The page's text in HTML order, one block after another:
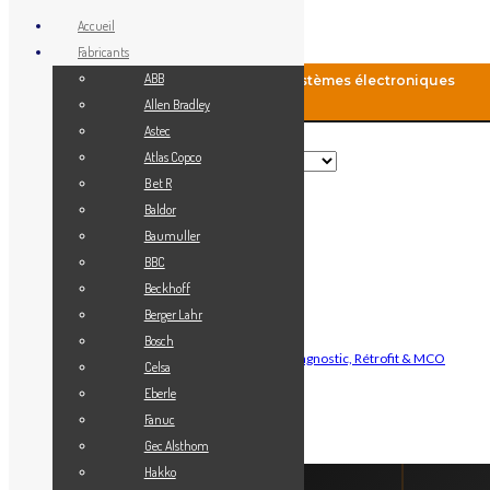
MCO-Automation: Fourniture de systèmes électroniques
industriels
Rechercher
Vendez votre matériel
Maintenance Automatisme Industriel — Diagnostic, Rétrofit & MCO
Accueil
Fabricants
ABB
Allen Bradley
Astec
Atlas Copco
B et R
Baldor
Baumuller
BBC
Beckhoff
Berger Lahr
Bosch
Celsa
Eberle
Fanuc
Gec Alsthom
Hakko